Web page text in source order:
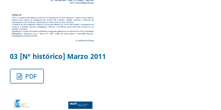
03 [N° histórico] Marzo 2011
PDF